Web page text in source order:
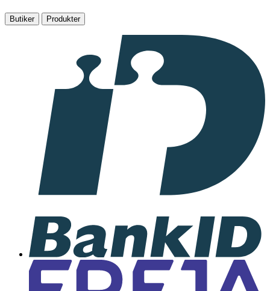
Butiker Produkter